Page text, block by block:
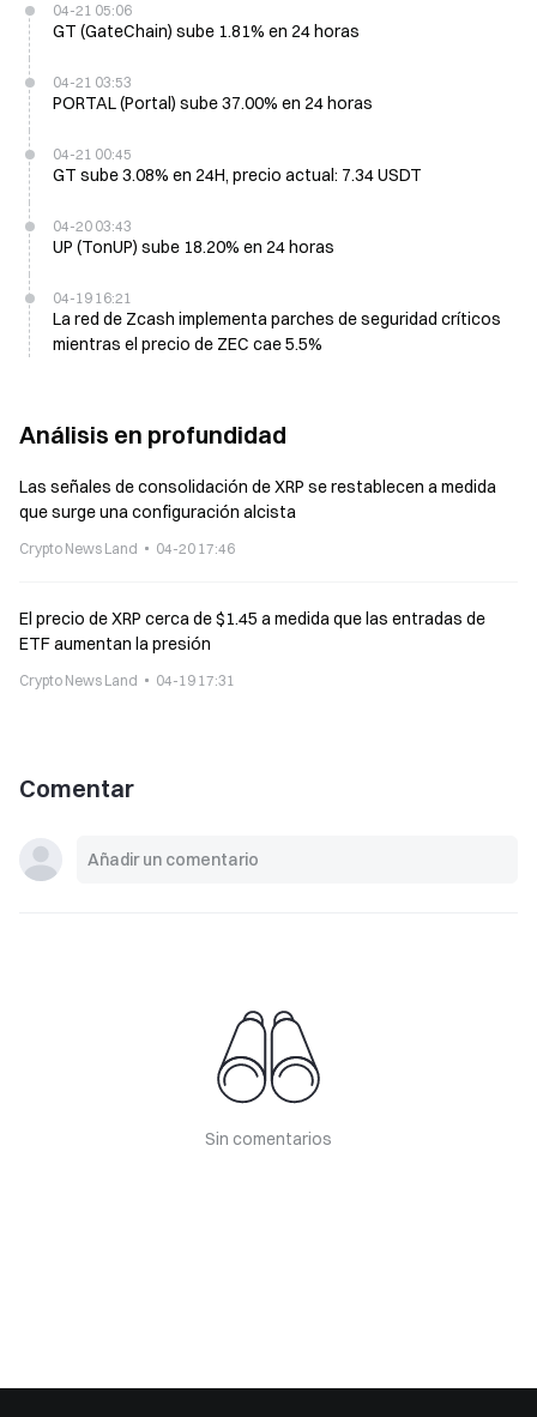
04-21 05:06
GT (GateChain) sube 1.81% en 24 horas
04-21 03:53
PORTAL (Portal) sube 37.00% en 24 horas
04-21 00:45
GT sube 3.08% en 24H, precio actual: 7.34 USDT
04-20 03:43
UP (TonUP) sube 18.20% en 24 horas
04-19 16:21
La red de Zcash implementa parches de seguridad críticos
mientras el precio de ZEC cae 5.5%
Análisis en profundidad
Las señales de consolidación de XRP se restablecen a medida
que surge una configuración alcista
Crypto News Land 04-20 17:46
El precio de XRP cerca de $1.45 a medida que las entradas de
ETF aumentan la presión
Crypto News Land 04-19 17:31
Comentar
Sin comentarios